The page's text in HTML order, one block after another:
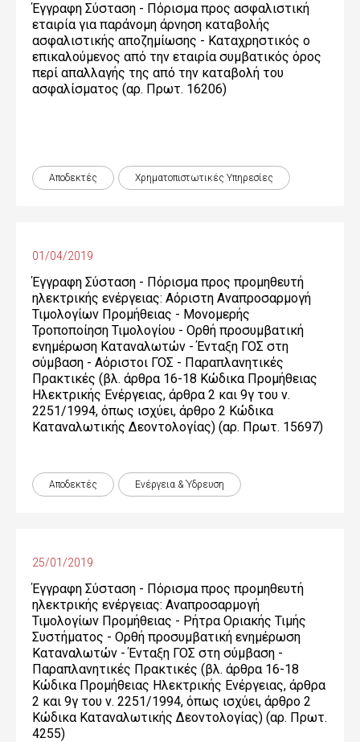
Έγγραφη Σύσταση - Πόρισμα προς ασφαλιστική
εταιρία για παράνομη άρνηση καταβολής
ασφαλιστικής αποζημίωσης - Καταχρηστικός ο
επικαλούμενος από την εταιρία συμβατικός όρος
περί απαλλαγής της από την καταβολή του
ασφαλίσματος (αρ. Πρωτ. 16206)
Αποδεκτές Χρηματοπιστωτικές Yπηρεσίες
01/04/2019
Έγγραφη Σύσταση - Πόρισμα προς προμηθευτή
ηλεκτρικής ενέργειας: Αόριστη Αναπροσαρμογή
Τιμολογίων Προμήθειας - Μονομερής
Τροποποίηση Τιμολογίου - Ορθή προσυμβατική
ενημέρωση Καταναλωτών - Ένταξη ΓΟΣ στη
σύμβαση - Αόριστοι ΓΟΣ - Παραπλανητικές
Πρακτικές (βλ. άρθρα 16-18 Κώδικα Προμήθειας
Ηλεκτρικής Ενέργειας, άρθρα 2 και 9γ του ν.
2251/1994, όπως ισχύει, άρθρο 2 Κώδικα
Καταναλωτικής Δεοντολογίας) (αρ. Πρωτ. 15697)
Αποδεκτές Ενέργεια & Ύδρευση
25/01/2019
Έγγραφη Σύσταση - Πόρισμα προς προμηθευτή
ηλεκτρικής ενέργειας: Αναπροσαρμογή
Τιμολογίων Προμήθειας - Ρήτρα Οριακής Τιμής
Συστήματος - Ορθή προσυμβατική ενημέρωση
Καταναλωτών - Ένταξη ΓΟΣ στη σύμβαση -
Παραπλανητικές Πρακτικές (βλ. άρθρα 16-18
Κώδικα Προμήθειας Ηλεκτρικής Ενέργειας, άρθρα
2 και 9γ του ν. 2251/1994, όπως ισχύει, άρθρο 2
Κώδικα Καταναλωτικής Δεοντολογίας) (αρ. Πρωτ.
4255)